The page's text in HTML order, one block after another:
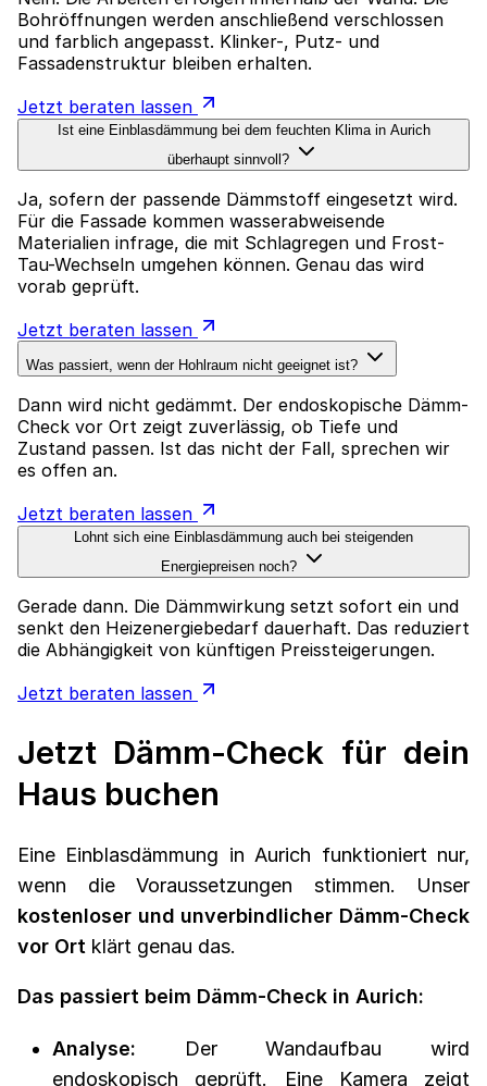
Bohröffnungen werden anschließend verschlossen
und farblich angepasst. Klinker-, Putz- und
Fassadenstruktur bleiben erhalten.
Jetzt beraten lassen
Ist eine Einblasdämmung bei dem feuchten Klima in Aurich
überhaupt sinnvoll?
Ja, sofern der passende Dämmstoff eingesetzt wird.
Für die Fassade kommen wasserabweisende
Materialien infrage, die mit Schlagregen und Frost-
Tau-Wechseln umgehen können. Genau das wird
vorab geprüft.
Jetzt beraten lassen
Was passiert, wenn der Hohlraum nicht geeignet ist?
Dann wird nicht gedämmt. Der endoskopische Dämm-
Check vor Ort zeigt zuverlässig, ob Tiefe und
Zustand passen. Ist das nicht der Fall, sprechen wir
es offen an.
Jetzt beraten lassen
Lohnt sich eine Einblasdämmung auch bei steigenden
Energiepreisen noch?
Gerade dann. Die Dämmwirkung setzt sofort ein und
senkt den Heizenergiebedarf dauerhaft. Das reduziert
die Abhängigkeit von künftigen Preissteigerungen.
Jetzt beraten lassen
Jetzt Dämm-Check für dein
Haus buchen
Eine Einblasdämmung in Aurich funktioniert nur,
wenn die Voraussetzungen stimmen. Unser
kostenloser und unverbindlicher Dämm-Check
vor Ort klärt genau das.
Das passiert beim Dämm-Check in Aurich:
Analyse:
Der Wandaufbau wird
endoskopisch geprüft. Eine Kamera zeigt